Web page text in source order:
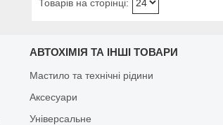
АВТОХІМІЯ ТА ІНШІ ТОВАРИ
Мастило та технічні рідини
Аксесуари
Універсальне